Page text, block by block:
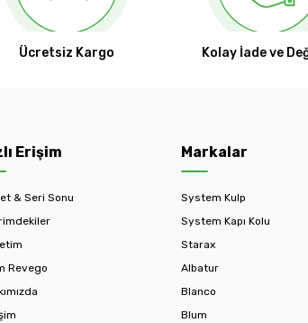
Ücretsiz Kargo Kolay İade ve
Erişim
& Seri Sonu
Revego
Markalar
System Kulp
System Kapı Kolu
Starax
Albatur
Blanco
Blum